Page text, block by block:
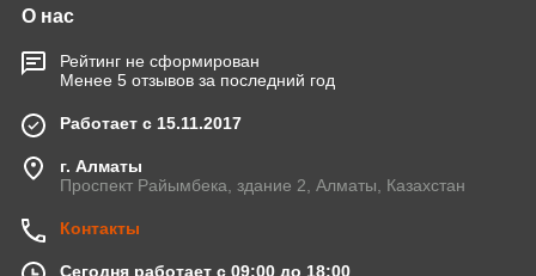
О нас
Рейтинг не сформирован
Менее 5 отзывов за последний год
Работает с 15.11.2017
г. Алматы
Проспект Райымбека, здание 2, Алматы, Казахстан
Контакты
Сегодня работает с 09:00 до 18:00